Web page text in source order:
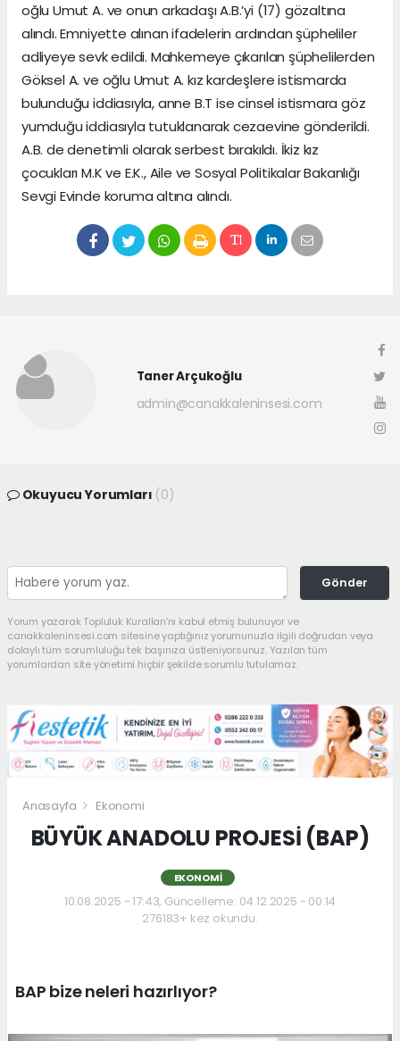
oğlu Umut A. ve onun arkadaşı A.B.’yi (17) gözaltına
alındı. Emniyette alınan ifadelerin ardından şüpheliler
adliyeye sevk edildi. Mahkemeye çıkarılan şüphelilerden
Göksel A. ve oğlu Umut A. kız kardeşlere istismarda
bulunduğu iddiasıyla, anne B.T ise cinsel istismara göz
yumduğu iddiasıyla tutuklanarak cezaevine gönderildi.
A.B. de denetimli olarak serbest bırakıldı. İkiz kız
çocukları M.K ve E.K., Aile ve Sosyal Politikalar Bakanlığı
Sevgi Evinde koruma altına alındı.
Taner Arçukoğlu
admin@canakkaleninsesi.com
Okuyucu Yorumları (0)
Gönder
Yorum yazarak Topluluk Kuralları’nı kabul etmiş bulunuyor ve
canakkaleninsesi.com sitesine yaptığınız yorumunuzla ilgili doğrudan veya
dolaylı tüm sorumluluğu tek başınıza üstleniyorsunuz. Yazılan tüm
yorumlardan site yönetimi hiçbir şekilde sorumlu tutulamaz.
Anasayfa Ekonomi
BÜYÜK ANADOLU PROJESİ (BAP)
EKONOMI
10.08.2025 - 17:43, Güncelleme: 04.12.2025 - 00:14
276183+ kez okundu.
BAP bize neleri hazırlıyor?